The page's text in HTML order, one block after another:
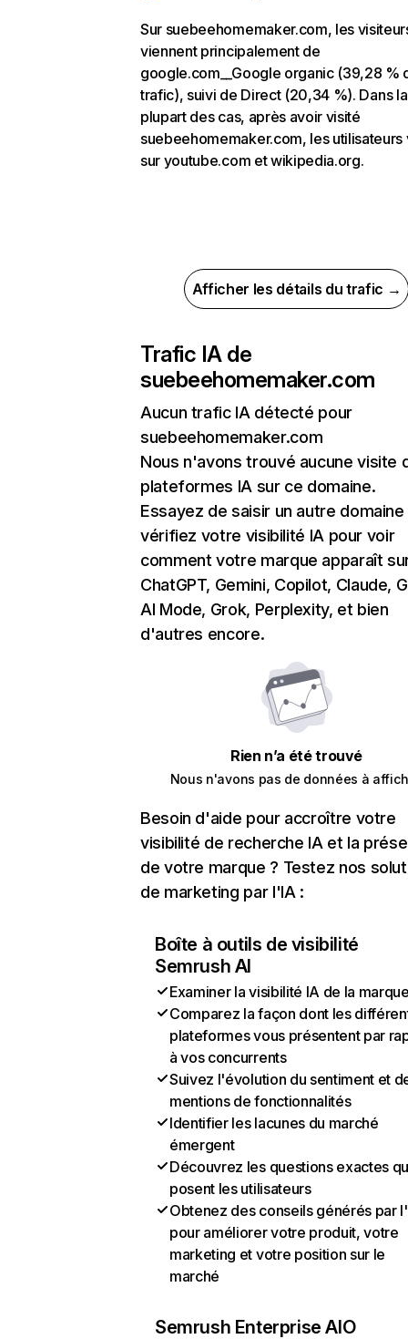
Sur suebeehomemaker.com, les
viennent principalement de
google.com__Google organic (39,28 %
trafic), suivi de Direct (20,34 %). Dans la
plupart des cas, après avoir visité
suebeehomemaker.com, les utilisateurs
sur youtube.com et wikipedia.org.
Afficher les détails du trafic →
Trafic IA de
suebeehomemaker.com
Aucun trafic IA détecté pour
suebeehomemaker.com
Nous n'avons trouvé aucune visite
plateformes IA sur ce domaine.
Essayez de saisir un autre domaine
vérifiez votre visibilité IA pour voir
comment votre marque apparaît
ChatGPT, Gemini, Copilot, Claude,
AI Mode, Grok, Perplexity, et bien
d'autres encore.
Rien n’a été trouvé
Nous n'avons pas de données à
Besoin d'aide pour accroître votre
visibilité de recherche IA et la
de votre marque ? Testez nos
de marketing par l'IA :
Boîte à outils de visibilité
Semrush AI
Examiner la visibilité IA de la
Comparez la façon dont les
plateformes vous présentent par
à vos concurrents
Suivez l'évolution du sentiment et
mentions de fonctionnalités
Identifier les lacunes du marché
émergent
Découvrez les questions exactes
posent les utilisateurs
Obtenez des conseils générés par
pour améliorer votre produit, votre
marketing et votre position sur le
marché
Semrush Enterprise AIO